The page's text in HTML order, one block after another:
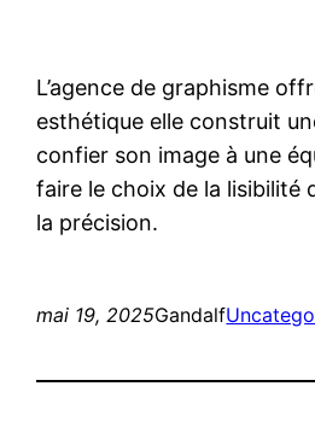
L’agence de graphisme
esthétique elle construit
confier son image à une
faire le choix de la lisibilité
la précision.
mai 19, 2025Gandalf